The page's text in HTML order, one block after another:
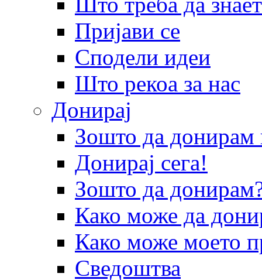
Пријави се
Сподели идеи
Што рекоа за нас
Донирај
Зошто да
Донирај сега!
Зошто да
Како може да
Како може моето
Сведоштва